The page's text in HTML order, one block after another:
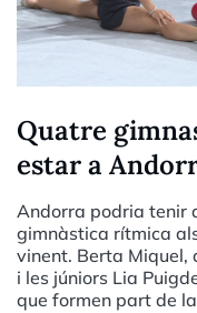
Quatre
estar a
Andorra podria tenir
gimnàstica rítmica
vinent. Berta Miquel,
i les júniors Lia
que formen part de